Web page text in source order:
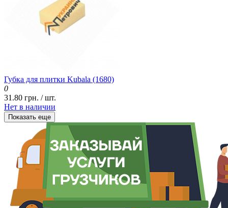
Губка для плитки Kubala (1680)
0
31.80 грн. / шт.
Нет в наличии
Показать еще